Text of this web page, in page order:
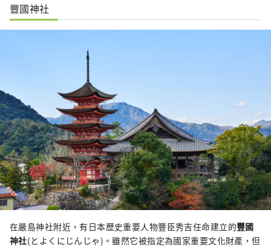
豐國神社
在嚴島神社附近，有日本歷史重要人物豐臣秀吉任命建立的豐國
神社(とよくにじんじゃ)。雖然它被指定為國家重要文化財產，但